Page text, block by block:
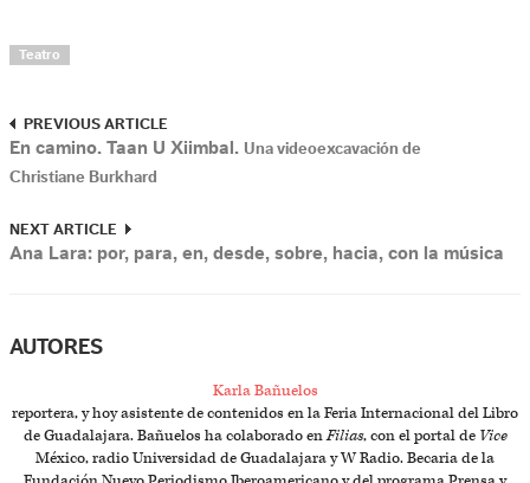
Teatro
PREVIOUS ARTICLE
En camino. Taan U Xiimbal. Una videoexcavación de
Christiane Burkhard
NEXT ARTICLE
Ana Lara: por, para, en, desde, sobre, hacia, con la música
AUTORES
Karla Bañuelos
reportera, y hoy asistente de contenidos en la Feria Internacional del Libro
de Guadalajara. Bañuelos ha colaborado enFilias, con el portal de Vice
México, radio Universidad de Guadalajara y W Radio. Becaria de la